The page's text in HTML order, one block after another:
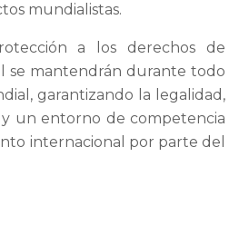
mundialistas.
a los derechos de
se mantendrán durante todo
garantizando la legalidad,
y un entorno de competencia
internacional por parte del